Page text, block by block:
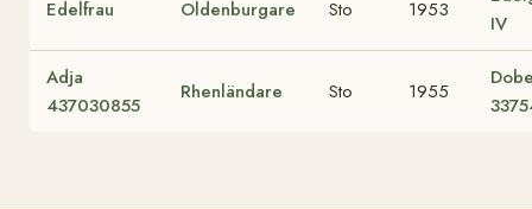
Edelfrau Oldenburgare Sto 1953
IV
Adja
437030855
Rhenländare Sto 1955